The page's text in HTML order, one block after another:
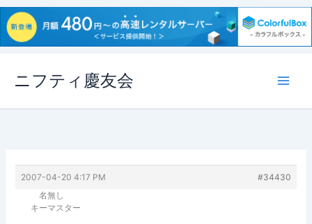
ス
ニフティ慶友会
2007-04-20 4:17 PM
#34430
名無し
キーマスター